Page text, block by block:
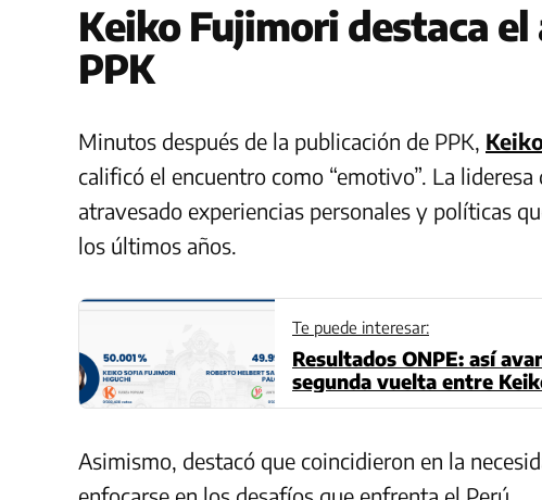
Keiko Fujimori destaca
PPK
Minutos después de la publicación de PPK,
calificó el encuentro como “emotivo”. La
atravesado experiencias personales y políticas
los últimos años.
Te puede interesar:
Resultados ONPE: así
segunda vuelta entre
hoy 11 de junio
Asimismo, destacó que coincidieron en la